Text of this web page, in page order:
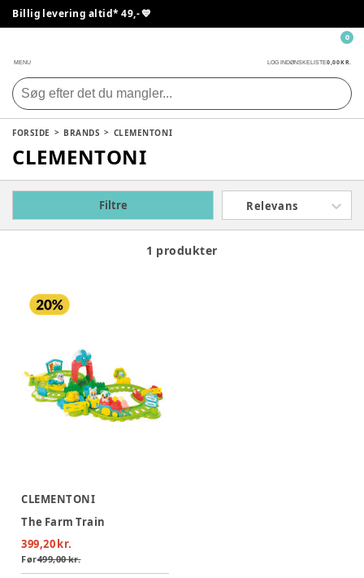
Billig levering altid* 49,- 💙
MENU LOG INDØNSKELISTE0,00 KR.
0
FORSIDE BRANDS CLEMENTONI
CLEMENTONI
Filtre Relevans
1 produkter
CLEMENTONI
The Farm Train
399,20 kr.
Før499,00 kr.